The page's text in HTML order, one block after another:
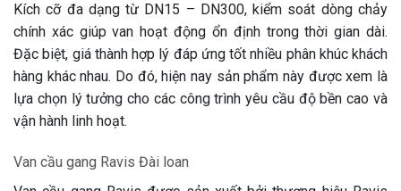
Kích cỡ đa dạng từ DN15 – DN300, kiểm soát dòng chảy
chính xác giúp van hoạt động ổn định trong thời gian dài.
Đặc biệt, giá thành hợp lý đáp ứng tốt nhiều phân khúc khách
hàng khác nhau. Do đó, hiện nay sản phẩm này được xem là
lựa chọn lý tưởng cho các công trình yêu cầu độ bền cao và
vận hành linh hoạt.
Van cầu gang Ravis Đài loan